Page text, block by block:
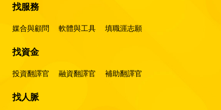
找服務
媒合與顧問 軟體與工具 填職涯志願
找資金
投資翻譯官 融資翻譯官 補助翻譯官
找人脈